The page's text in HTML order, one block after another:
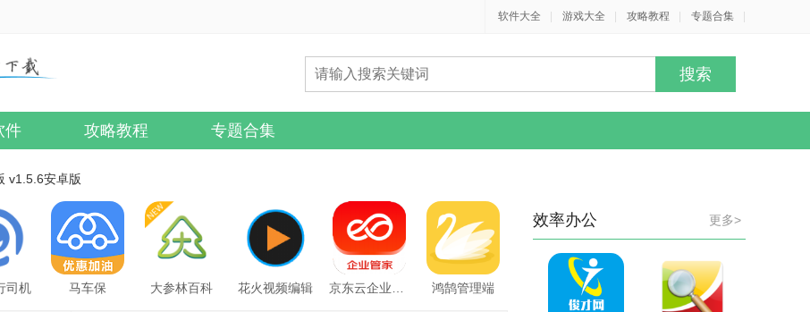
软件大全 游戏大全 攻略教程 专题合集
件 攻略教程 专题合集
v1.5.6安卓版
司机 马车保 大参林百科 花火视频编辑 鸿鹄管理端
更多>
效率办公